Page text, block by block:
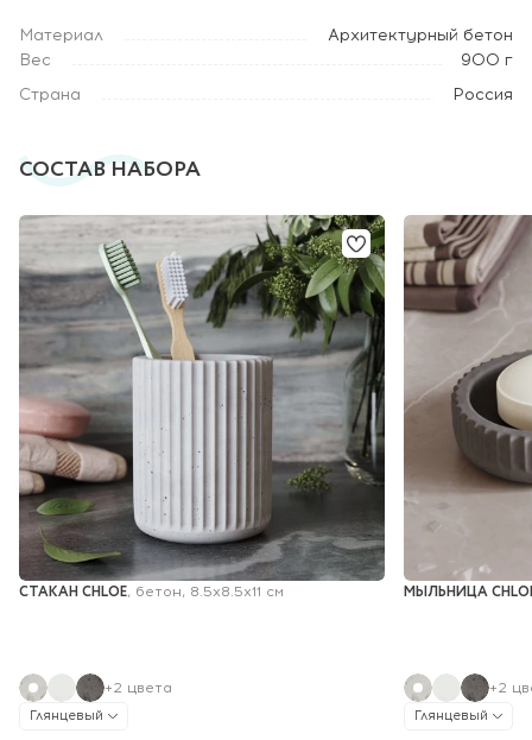
Материал
Архитектурный бетон
Вес
900 г
Страна
Россия
СОСТАВ НАБОРА
СТАКАН CHLOE, бетон, 8.5х8.5х11 см
+2 цвета
Глянцевый
МЫЛЬНИЦА
+2
Глянцевый